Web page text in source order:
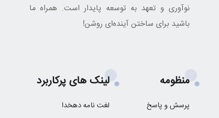
نوآوری و تعهد به توسعه پایدار است. همراه ما
باشید برای ساختن آینده‌ای روشن!
منظومه
پرسش و پاسخ
لینک های پرکاربرد
لغت نامه دهخدا